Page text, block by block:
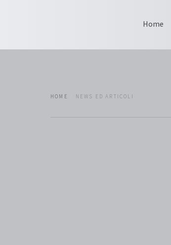
Home
HOME NEWS ED ARTICOLI